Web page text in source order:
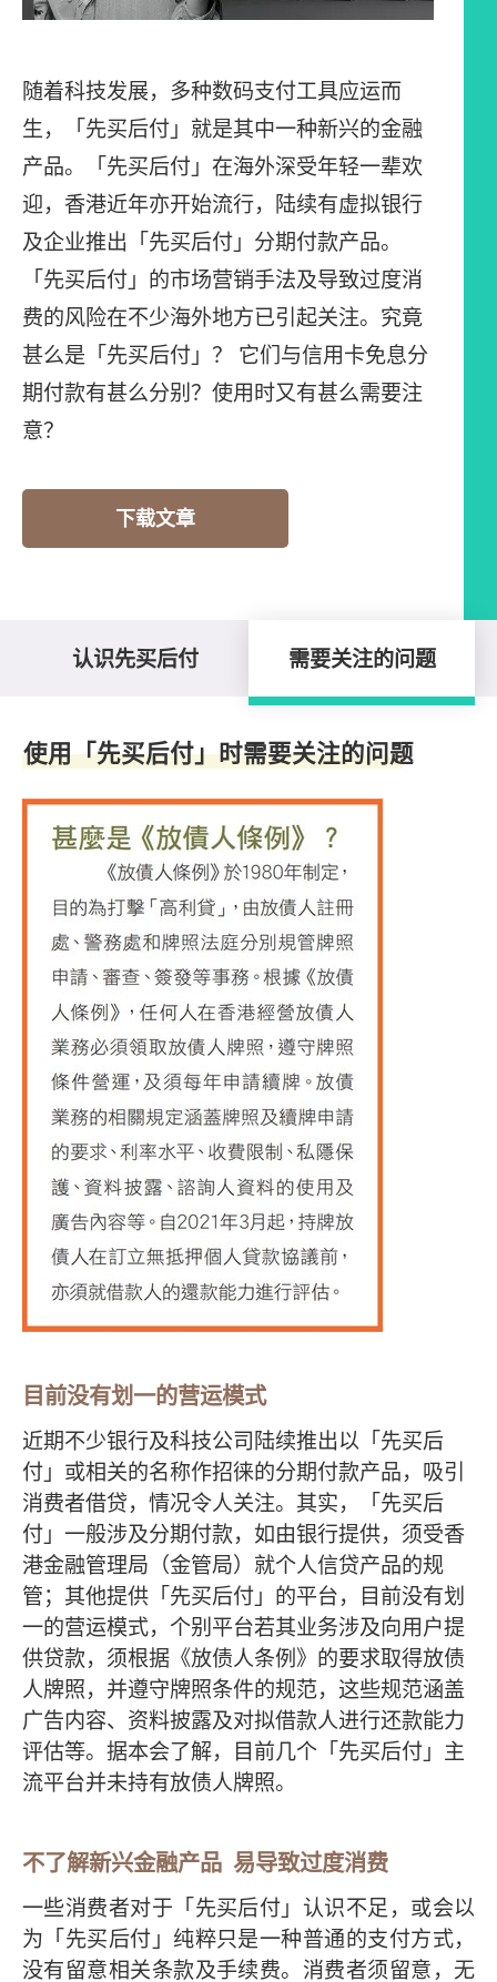
随着科技发展，多种数码支付工具应运而
生，「先买后付」就是其中一种新兴的金融
产品。「先买后付」在海外深受年轻一辈欢
迎，香港近年亦开始流行，陆续有虚拟银行
及企业推出「先买后付」分期付款产品。
「先买后付」的市场营销手法及导致过度消
费的风险在不少海外地方已引起关注。究竟
甚么是「先买后付」？ 它们与信用卡免息分
期付款有甚么分别？使用时又有甚么需要注
意？
下载文章
认识先买后付 需要关注的问题
使用「先买后付」时需要关注的问题
目前没有划一的营运模式
近期不少银行及科技公司陆续推出以「先买后
付」或相关的名称作招徕的分期付款产品，吸引
消费者借贷，情况令人关注。其实，「先买后
付」一般涉及分期付款，如由银行提供，须受香
港金融管理局（金管局）就个人信贷产品的规
管；其他提供「先买后付」的平台，目前没有划
一的营运模式，个别平台若其业务涉及向用户提
供贷款，须根据《放债人条例》的要求取得放债
人牌照，并遵守牌照条件的规范，这些规范涵盖
广告内容、资料披露及对拟借款人进行还款能力
评估等。据本会了解，目前几个「先买后付」主
流平台并未持有放债人牌照。
不了解新兴金融产品 易导致过度消费
一些消费者对于「先买后付」认识不足，或会以
为「先买后付」纯粹只是一种普通的支付方式，
没有留意相关条款及手续费。消费者须留意，无